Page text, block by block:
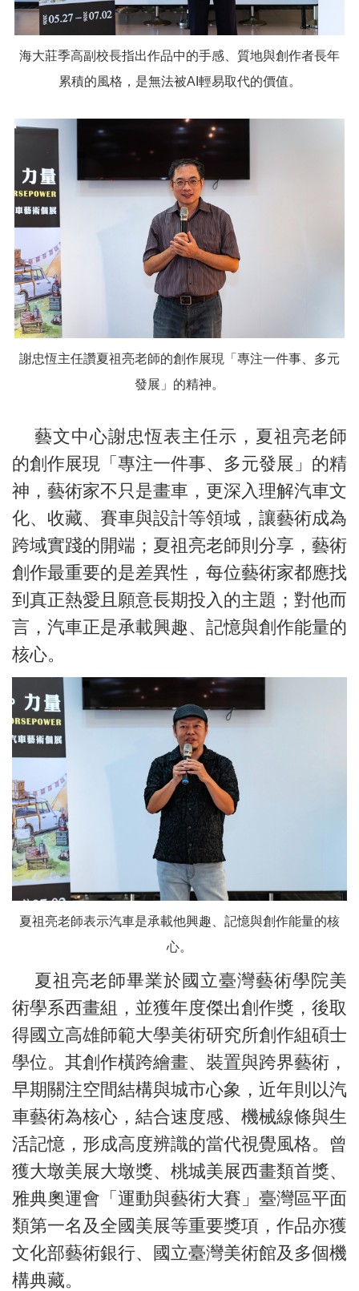
海大莊季高副校長指出作品中的手感、質地與創作者長年
累積的風格，是無法被AI輕易取代的價值。
謝忠恆主任讚夏祖亮老師的創作展現「專注一件事、多元
發展」的精神。
藝文中心謝忠恆表主任示，夏祖亮老師
的創作展現「專注一件事、多元發展」的精
神，藝術家不只是畫車，更深入理解汽車文
化、收藏、賽車與設計等領域，讓藝術成為
跨域實踐的開端；夏祖亮老師則分享，藝術
創作最重要的是差異性，每位藝術家都應找
到真正熱愛且願意長期投入的主題；對他而
言，汽車正是承載興趣、記憶與創作能量的
核心。
夏祖亮老師表示汽車是承載他興趣、記憶與創作能量的核
心。
夏祖亮老師畢業於國立臺灣藝術學院美
術學系西畫組，並獲年度傑出創作獎，後取
得國立高雄師範大學美術研究所創作組碩士
學位。其創作橫跨繪畫、裝置與跨界藝術，
早期關注空間結構與城市心象，近年則以汽
車藝術為核心，結合速度感、機械線條與生
活記憶，形成高度辨識的當代視覺風格。曾
獲大墩美展大墩獎、桃城美展西畫類首獎、
雅典奧運會「運動與藝術大賽」臺灣區平面
類第一名及全國美展等重要獎項，作品亦獲
文化部藝術銀行、國立臺灣美術館及多個機
構典藏。